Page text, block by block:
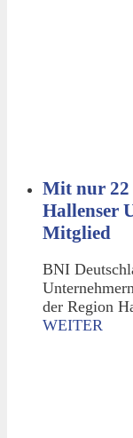
Mit nur 22
Hallenser
Mitglied
BNI
der Region
WEITER